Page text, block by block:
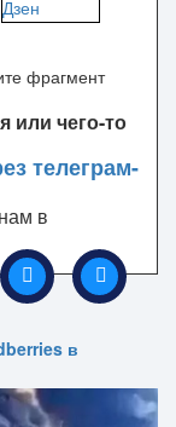
или чего-то
в
фрагмент
в